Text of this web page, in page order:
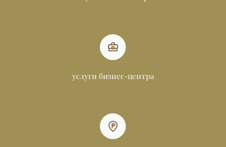
услуги бизнес-центра